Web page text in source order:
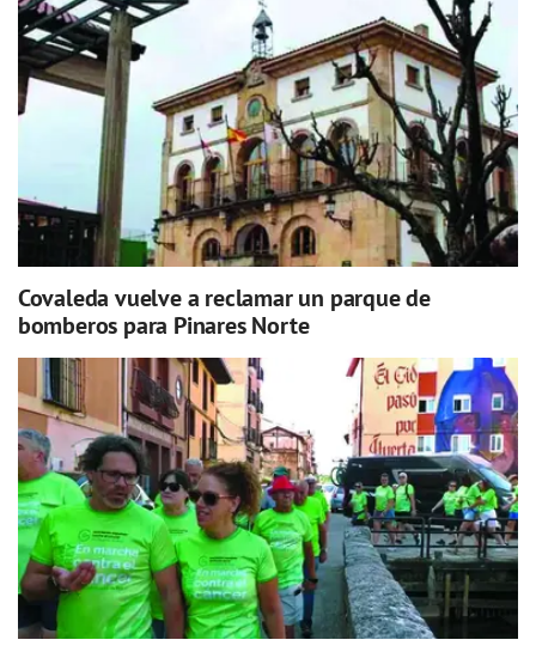
Covaleda vuelve a reclamar un parque de
bomberos para Pinares Norte